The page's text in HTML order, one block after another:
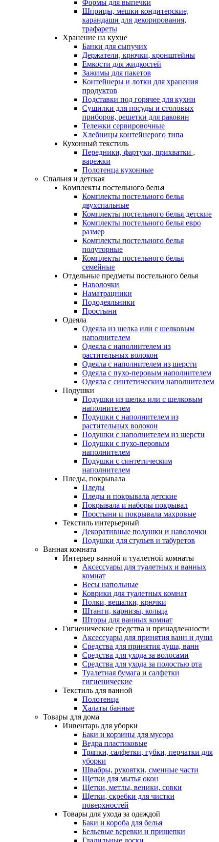
Формы для выпечки
Шприцы, мешки кондитерские,
карандаши для декорирования,
трафареты
Хранение на кухне
Банки для сыпучих
Держатели, крючки, кронштейны
Емкости для жидкостей
Зажимы для пакетов
Контейнеры и лотки для хранения
продуктов
Подставки под горячее для кухни
Сушилки для посуды и столовых
приборов, решетки для раковин
Тележки сервировочные
Хлебницы контейнерого типа
Кухонный текстиль
Передники, фартуки, прихватки ,
варежки
Полотенца кухонные
Спальня и детская
Комплекты постельного белья
Комплекты постельного белья
двухспальные
Комплекты постельного белья детские
Комплекты постельного белья евро
размер
Комплекты постельного белья
полуторные
Комплекты постельного белья
семейные
Отдельные предметы постельного белья
Наволочки
Наматрацники
Пододеяльники
Простыни
Одеяла
Одеяла из шелка или с шелковым
наполнителем
Одеяла с наполнителем из
растительных волокон
Одеяла с наполнителем из шерсти
Одеяла с пухо-перовым наполнителем
Одеяла с синтетическим наполнителем
Подушки
Подушки из шелка или с шелковым
наполнителем
Подушки с наполнителем из
растительных волокон
Подушки с наполнителем из шерсти
Подушки с пухо-перовым
наполнителем
Подушки с синтетическим
наполнителем
Пледы, покрывала
Пледы
Пледы и покрывала детские
Покрывала и наборы покрывал
Простыни и покрывала махровые
Текстиль интерьерный
Декоративные подушки и наволочки
Подушки для стульев и табуретов
Ванная комната
Интерьер ванной и туалетной комнаты
Аксессуары для туалетных и ванных
комнат
Весы напольные
Коврики для туалетных комнат
Полки, вешалки, крючки
Штанги, карнизы, кольца
Шторы для ванных комнат
Гигиенические средства и принадлежности
Аксессуары для принятия ванн и душа
Средства для принятия душа, ванн
Средства для ухода за волосами
Средства для ухода за полостью рта
Туалетная бумага и салфетки
гигиенические
Текстиль для ванной
Полотенца
Халаты банные
Товары для дома
Инвентарь для уборки
Баки и корзины для мусора
Ведра пластиковые
Тряпки, салфетки, губки, перчатки для
уборки
Швабры, рукоятки, сменные части
Щетки для мытья окон
Щетки, метлы, веники, совки
Щетки, скребки для чистки
поверхностей
Товары для ухода за одеждой
Баки и короба для белья
Бельевые веревки и прищепки
Гладильные доски